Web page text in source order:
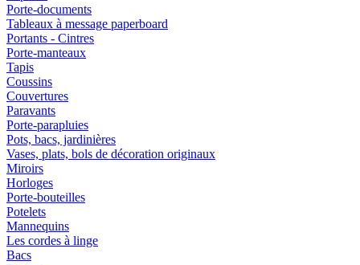
Porte-documents
Tableaux à message paperboard
Portants - Cintres
Porte-manteaux
Tapis
Coussins
Couvertures
Paravants
Porte-parapluies
Pots, bacs, jardinières
Vases, plats, bols de décoration originaux
Miroirs
Horloges
Porte-bouteilles
Potelets
Mannequins
Les cordes à linge
Bacs